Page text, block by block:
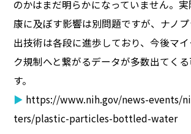
のかはまだ明らかになっていません。
康に及ぼす影響は別問題ですが、ナノ
出技術は各段に進歩しており、今後マ
ク規制へと繋がるデータが多数出てく
す。
▶ https://www.nih.gov/news-events/
ters/plastic-particles-bottled-water